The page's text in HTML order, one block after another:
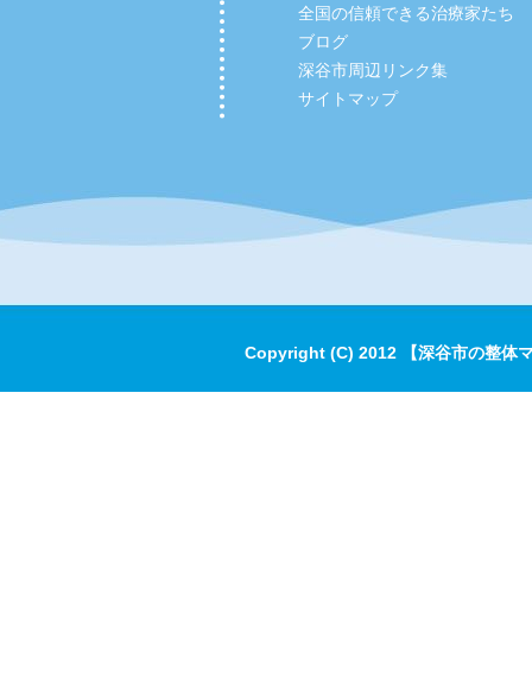
全国の信頼できる治療家たち
ブログ
深谷市周辺リンク集
サイトマップ
Copyright (C) 2012 【深谷市の整体